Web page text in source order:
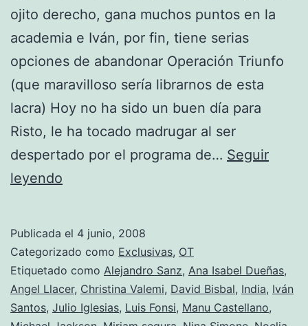
ojito derecho, gana muchos puntos en la
academia e Iván, por fin, tiene serias
opciones de abandonar Operación Triunfo
(que maravilloso sería librarnos de esta
lacra) Hoy no ha sido un buen día para
Risto, le ha tocado madrugar al ser
despertado por el programa de… Seguir
leyendo
8-
Virginia
y
el
Publicada el 4 junio, 2008
Categorizado como Exclusivas, OT
Etiquetado como Alejandro Sanz, Ana Isabel Dueñas,
Angel Llacer, Christina Valemi, David Bisbal, India, Iván
Santos, Julio Iglesias, Luis Fonsi, Manu Castellano,